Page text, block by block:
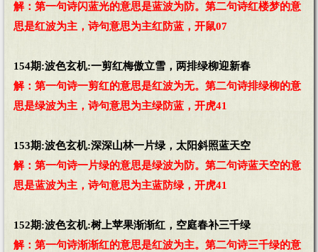
解：第一句诗闪蓝光的意思是蓝波为防。第二句诗红楼梦的意
思是红波为主，诗句意思为主红防蓝，开鼠07
154期:波色玄机:一剪红梅傲立雪，两排绿柳迎新春
解：第一句诗一剪红的意思是红波为无。第二句诗排绿柳的意
思是绿波为主，诗句意思为主绿防蓝，开虎41
153期:波色玄机:深深山林一片绿，太阳斜照蓝天空
解：第一句诗一片绿的意思是绿波为防。第二句诗蓝天空的意
思是蓝波为主，诗句意思为主蓝防绿，开虎41
152期:波色玄机:树上苹果渐渐红，空庭春补三千绿
解：第一句诗渐渐红的意思是红波为主。第二句诗三千绿的意